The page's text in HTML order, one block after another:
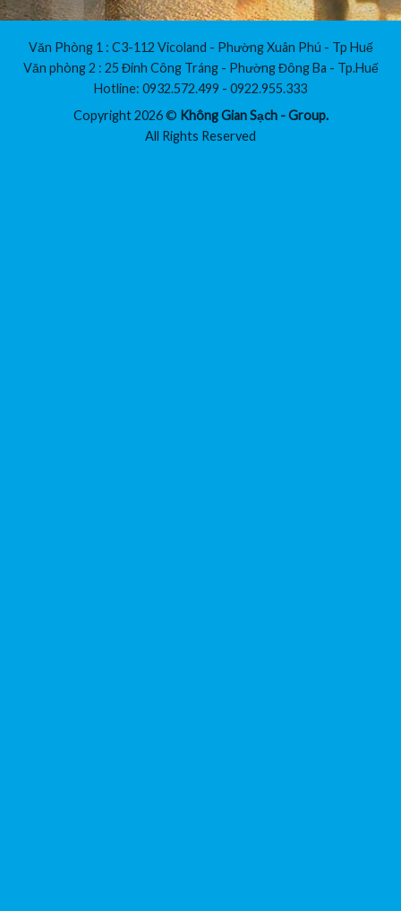
Văn Phòng 1 : C3-112 Vicoland - Phường Xuân Phú - Tp Huế
Văn phòng 2 : 25 Đinh Công Tráng - Phường Đông Ba - Tp.Huế
Hotline: 0932.572.499 - 0922.955.333
Copyright 2026 © Không Gian Sạch - Group.
All Rights Reserved